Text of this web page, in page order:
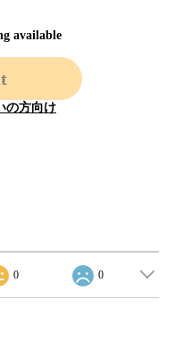
available
の方向け
0 0